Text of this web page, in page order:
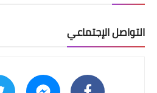
التواصل الإجتماعي